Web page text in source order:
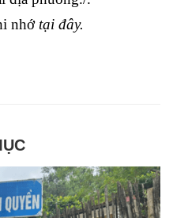
nhớ tại đây.